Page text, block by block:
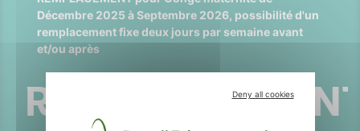
Décembre 2025 à Septembre 2026, possibilité d'un
remplacement fixe deux jours par semaine avant
et/ou après
Deny all cookies